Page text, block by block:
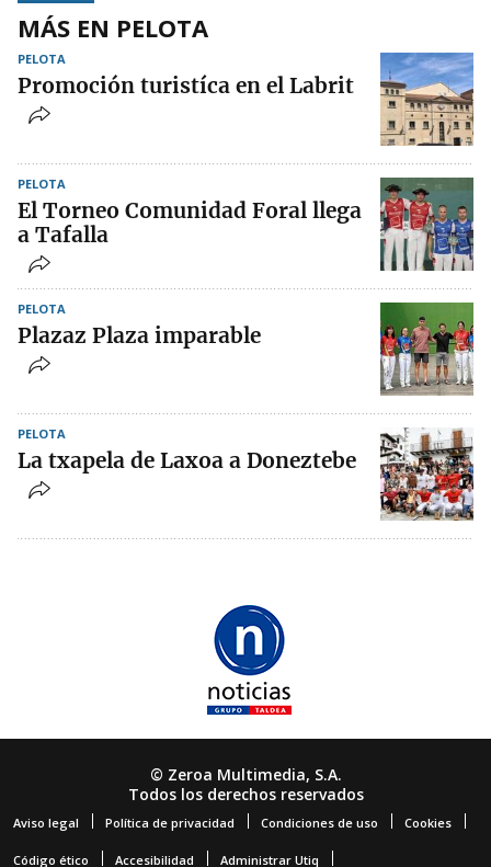
MÁS EN PELOTA
PELOTA
Promoción turistíca en el Labrit
PELOTA
El Torneo Comunidad Foral llega
a Tafalla
PELOTA
Plazaz Plaza imparable
PELOTA
La txapela de Laxoa a Doneztebe
© Zeroa Multimedia, S.A.
Todos los derechos reservados
Aviso legal Política de privacidad Condiciones de uso Cookies
Código ético Accesibilidad Administrar Utiq